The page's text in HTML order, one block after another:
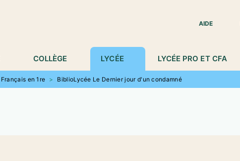
AIDE
COLLÈGE LYCÉE LYCÉE PRO ET CFA
Français en 1re > BiblioLycée Le Dernier jour d'un condamné